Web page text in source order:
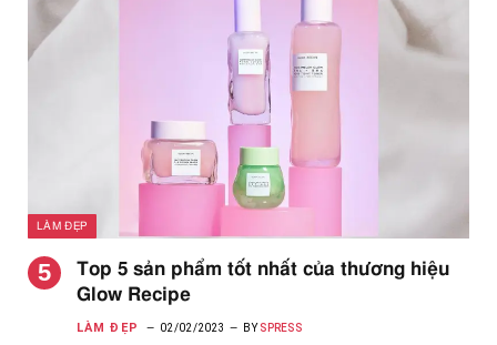
LÀM ĐẸP
Top 5 sản phẩm tốt nhất của thương hiệu
Glow Recipe
LÀM ĐẸP 02/02/2023 BY SPRESS